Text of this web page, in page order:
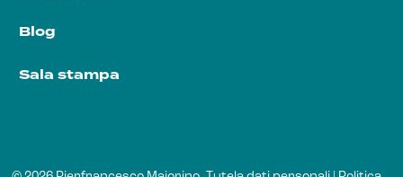
Blog
Sala stampa